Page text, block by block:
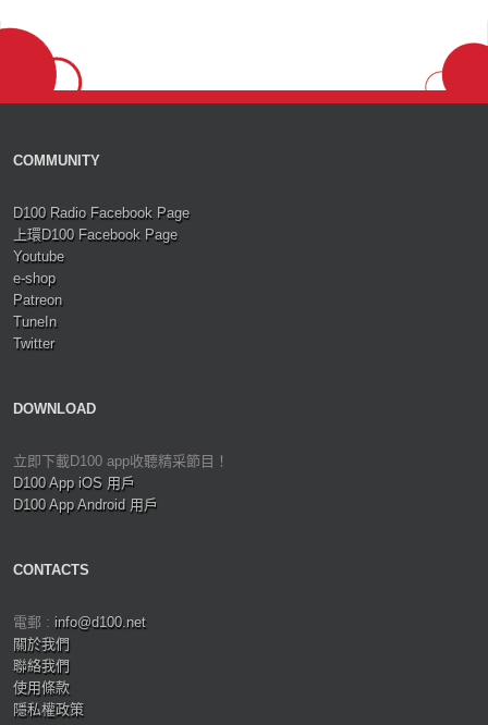
COMMUNITY
D100 Radio Facebook Page
上環D100 Facebook Page
Youtube
e-shop
Patreon
TuneIn
Twitter
DOWNLOAD
立即下載D100 app收聽精采節目！
D100 App iOS 用戶
D100 App Android 用戶
CONTACTS
電郵 : info@d100.net
關於我們
聯絡我們
使用條款
隱私權政策